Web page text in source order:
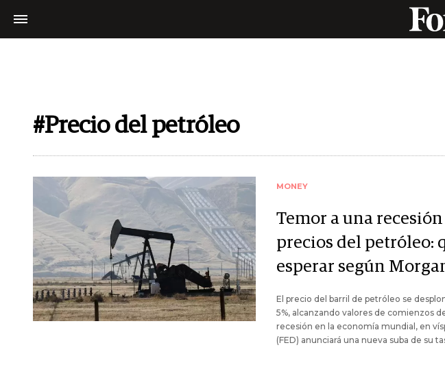
#Precio del petróleo
MONEY
Temor a una
precios del petróleo:
esperar según
El precio del barril de petróleo se
5%, alcanzando valores de comienzos
recesión en la economía mundial, en
(FED) anunciará una nueva suba de su